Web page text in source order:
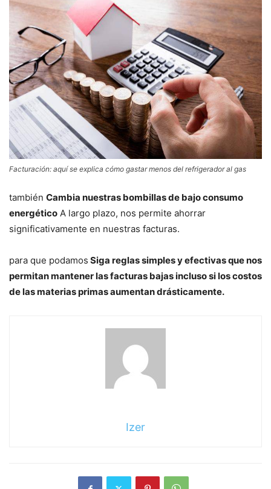
Facturación: aquí se explica cómo gastar menos del refrigerador al gas
también Cambia nuestras bombillas de bajo consumo
energético A largo plazo, nos permite ahorrar
significativamente en nuestras facturas.
para que podamos Siga reglas simples y efectivas que nos
permitan mantener las facturas bajas incluso si los costos
de las materias primas aumentan drásticamente.
Izer